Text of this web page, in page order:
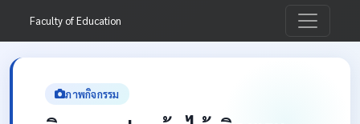
Faculty of Education
ภาพกิจกรรม